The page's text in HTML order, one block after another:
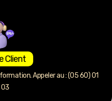
Client
Appeler au : (05 60) 01
03